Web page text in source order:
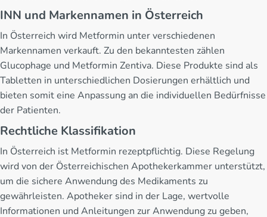
INN und Markennamen in Österreich
In Österreich wird Metformin unter verschiedenen
Markennamen verkauft. Zu den bekanntesten zählen
Glucophage und Metformin Zentiva. Diese Produkte sind als
Tabletten in unterschiedlichen Dosierungen erhältlich und
bieten somit eine Anpassung an die individuellen Bedürfnisse
der Patienten.
Rechtliche Klassifikation
In Österreich ist Metformin rezeptpflichtig. Diese Regelung
wird von der Österreichischen Apothekerkammer unterstützt,
um die sichere Anwendung des Medikaments zu
gewährleisten. Apotheker sind in der Lage, wertvolle
Informationen und Anleitungen zur Anwendung zu geben,